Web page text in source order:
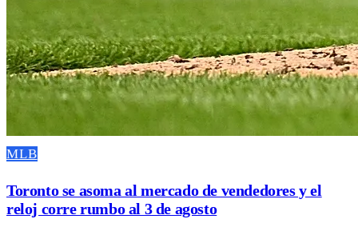
MLB
Toronto se asoma al mercado de vendedores y el
reloj corre rumbo al 3 de agosto